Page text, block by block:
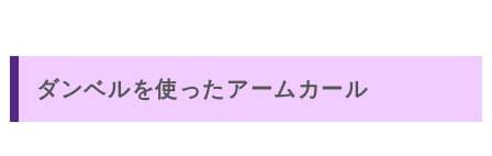
ダンベルを使ったアームカール